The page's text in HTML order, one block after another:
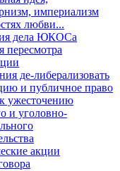
империализм
любви...
дела ЮКОСа
пересмотра
де-либерализовать
и публичное право
ужесточению
и уголовно-
акции